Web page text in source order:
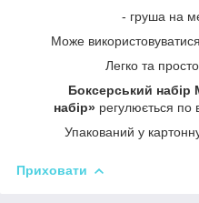
- груша на
Може
Легко та
Боксерський набір
набір» регулюється по
Упакований у
Приховати